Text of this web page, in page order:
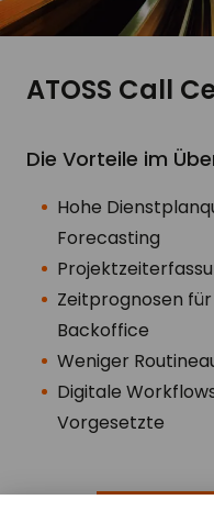
ATOSS Call
Die Vorteile im
Hohe
Forecasting
Zeitprognosen
Backoffice
Weniger
Digitale
Vorgesetzte